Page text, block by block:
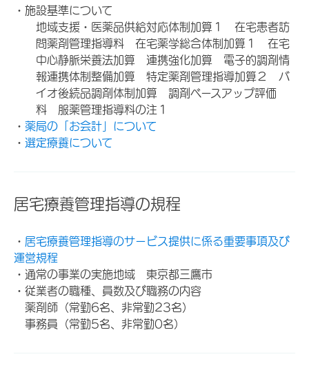
・施設基準について
地域支援・医薬品供給対応体制加算１ 在宅患者訪
問薬剤管理指導料 在宅薬学総合体制加算１ 在宅
中心静脈栄養法加算 連携強化加算 電子的調剤情
報連携体制整備加算 特定薬剤管理指導加算２ バ
イオ後続品調剤体制加算 調剤ベースアップ評価
料 服薬管理指導料の注１
・ 薬局の「お会計」について
・ 選定療養について
居宅療養管理指導の規程
・ 居宅療養管理指導のサービス提供に係る重要事項及び
運営規程
・通常の事業の実施地域 東京都三鷹市
・従業者の職種、員数及び職務の内容
薬剤師（常勤6名、非常勤23名）
事務員（常勤5名、非常勤0名）